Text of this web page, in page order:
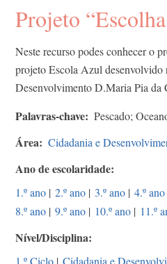
Projeto
Neste recurso podes conhecer o
projeto Escola Azul desenvolvido
Desenvolvimento D.Maria Pia da
Palavras-chave Pescado;
Área Cidadania e
Ano de escolaridade
1.º ano | 2.º ano | 3.º ano | 4.º ano
8.º ano | 9.º ano | 10.º ano | 11.º
Nível/Disciplina
1.º Ciclo | Cidadania e